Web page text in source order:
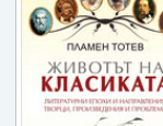
Ваучери
Промоции